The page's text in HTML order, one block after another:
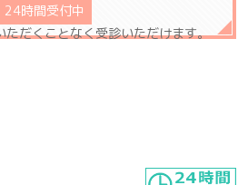
24時間受付中
ただくことなく受診いただけます。